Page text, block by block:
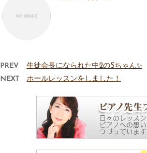
PREV
生徒会長になられた中2のSちゃん✨
NEXT
ホールレッスンをしました！